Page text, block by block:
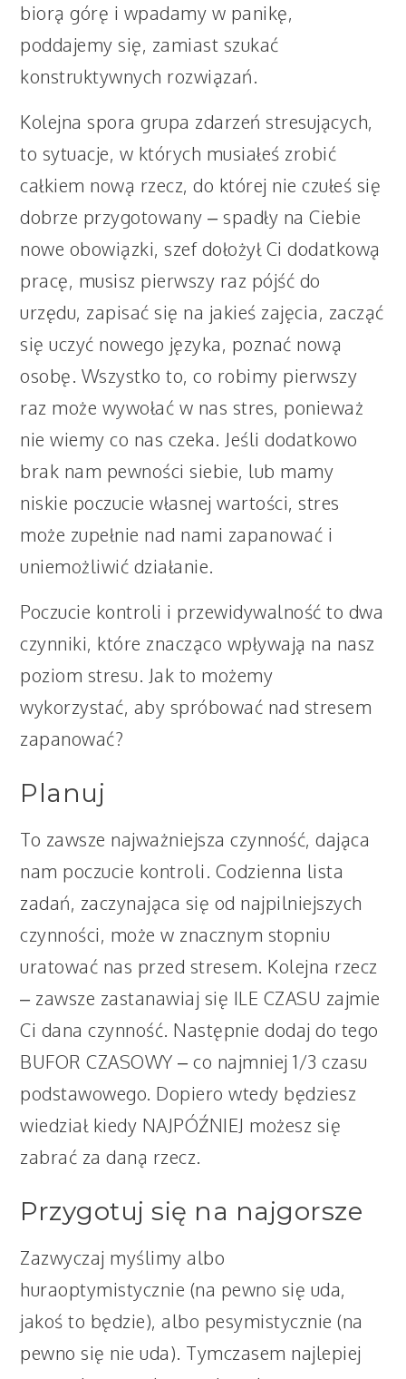
biorą górę i wpadamy w panikę,
poddajemy się, zamiast szukać
konstruktywnych rozwiązań.
Kolejna spora grupa zdarzeń stresujących,
to sytuacje, w których musiałeś zrobić
całkiem nową rzecz, do której nie czułeś się
dobrze przygotowany – spadły na Ciebie
nowe obowiązki, szef dołożył Ci dodatkową
pracę, musisz pierwszy raz pójść do
urzędu, zapisać się na jakieś zajęcia, zacząć
się uczyć nowego języka, poznać nową
osobę. Wszystko to, co robimy pierwszy
raz może wywołać w nas stres, ponieważ
nie wiemy co nas czeka. Jeśli dodatkowo
brak nam pewności siebie, lub mamy
niskie poczucie własnej wartości, stres
może zupełnie nad nami zapanować i
uniemożliwić działanie.
Poczucie kontroli i przewidywalność to dwa
czynniki, które znacząco wpływają na nasz
poziom stresu. Jak to możemy
wykorzystać, aby spróbować nad stresem
zapanować?
Planuj
To zawsze najważniejsza czynność, dająca
nam poczucie kontroli. Codzienna lista
zadań, zaczynająca się od najpilniejszych
czynności, może w znacznym stopniu
uratować nas przed stresem. Kolejna rzecz
– zawsze zastanawiaj się ILE CZASU zajmie
Ci dana czynność. Następnie dodaj do tego
BUFOR CZASOWY – co najmniej 1/3 czasu
podstawowego. Dopiero wtedy będziesz
wiedział kiedy NAJPÓŹNIEJ możesz się
zabrać za daną rzecz.
Przygotuj się na najgorsze
Zazwyczaj myślimy albo
huraoptymistycznie (na pewno się uda,
jakoś to będzie), albo pesymistycznie (na
pewno się nie uda). Tymczasem najlepiej